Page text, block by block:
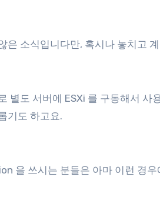
은 소식입니다만, 혹시나 놓치고
별도 서버에 ESXi 를 구동해서
기도 하고요.
을 쓰시는 분들은 아마 이런 경우